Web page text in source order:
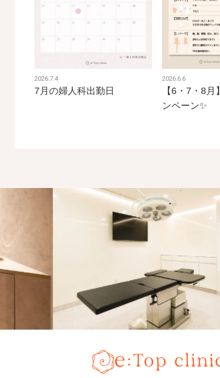
2026.7.4
7月の婦人科出勤日
2026.6.6
【6・7・8
ンペーン✨